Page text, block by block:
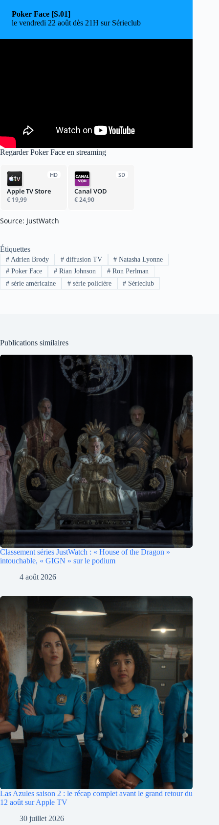
Poker Face [S.01]
le vendredi 22 août dès 21H sur Sérieclub
Regarder Poker Face en streaming
HD
Apple TV Store
€ 19,99
SD
Canal VOD
€ 24,90
Source: JustWatch
Étiquettes
#Adrien Brody #diffusion TV # Natasha Lyonne
#Poker Face #Rian Johnson # Ron Perlman
#série américaine #série policière # Sérieclub
Publications similaires
Classement séries JustWatch : « House of the Dragon »
intouchable, « GIGN » sur le podium
4 août 2026
Las Azules saison 2 : le récap complet avant le grand retour du
12 août sur Apple TV
30 juillet 2026